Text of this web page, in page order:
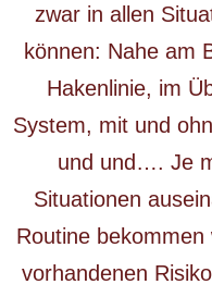
zwar in allen
können: Nahe am
Hakenlinie, im
System, mit und
und und…. Je
Situationen
Routine
vorhandenen